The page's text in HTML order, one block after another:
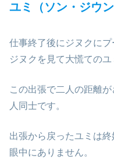
ユミ（ソン・ジウン
仕事終了後にジヌクに
ジヌクを見て大慌てのユ
この出張で二人の距離
人同士です。
出張から戻ったユミは
眼中にありません。